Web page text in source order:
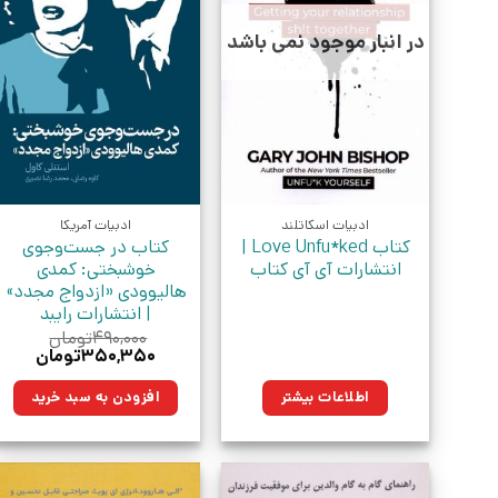
در انبار موجود نمی باشد
ادبیات اسکاتلند
کتاب Love Unfu*ked |
انتشارات آی آی کتاب
اطلاعات بیشتر
ادبیات آمریکا
کتاب در جست‌‌وجوی
خوشبختی: کمدی
هالیوودی «ازدواج مجدد»
| انتشارات رایبد
۴۹۰,۰۰۰تومان
قیمت
۴۹۰,۰۰۰تومان
بود.
۳۵۰,۳۵۰تومانقیمت
افزودن به سبد خرید